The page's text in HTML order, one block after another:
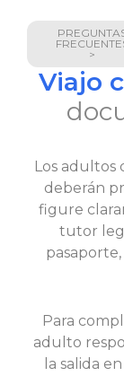
>
Viajo
Los adultos
deberán
figure
tutor
Para
adulto
la salida